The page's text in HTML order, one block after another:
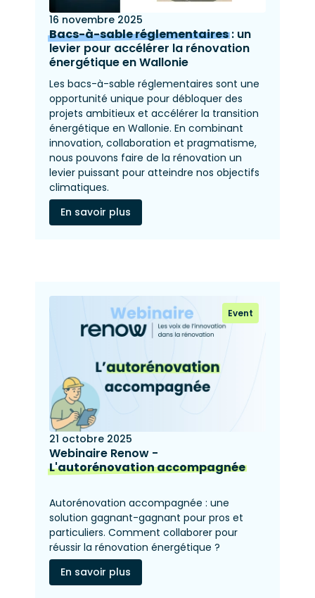
16 novembre 2025
Bacs-à-sable réglementaires: un
levier pour accélérer la rénovation
énergétique en Wallonie
Les bacs-à-sable réglementaires sont une
opportunité unique pour débloquer des
projets ambitieux et accélérer la transition
énergétique en Wallonie. En combinant
innovation, collaboration et pragmatisme,
nous pouvons faire de la rénovation un
levier puissant pour atteindre nos objectifs
climatiques.
En savoir plus
Event
21 octobre 2025
Webinaire Renow -
L'autorénovation accompagnée
Autorénovation accompagnée : une
solution gagnant-gagnant pour pros et
particuliers. Comment collaborer pour
réussir la rénovation énergétique ?
En savoir plus